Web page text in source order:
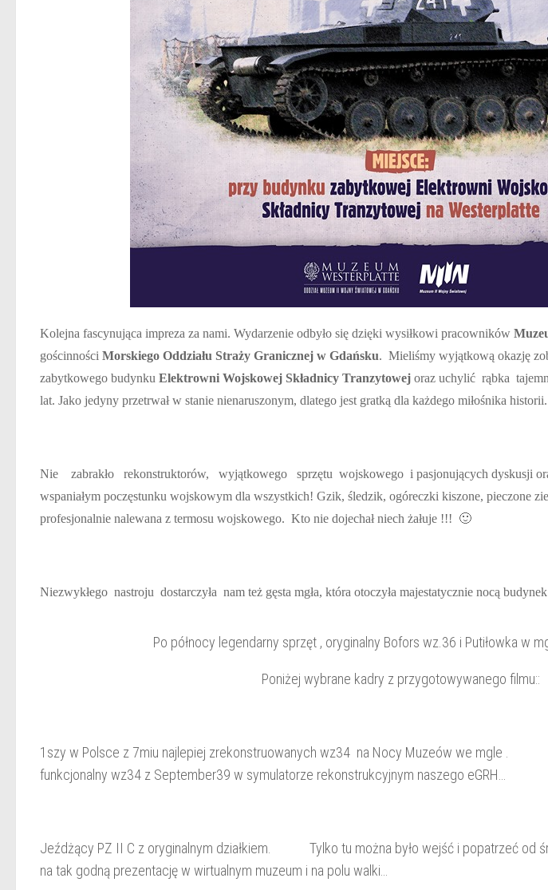
Kolejna fascynująca impreza za nami. Wydarzenie odbyło się dzięki wysiłkowi pracowników
gościnności Morskiego Oddziału Straży Granicznej w Gdańsku. Mieliśmy wyjątkową okazję
zabytkowego budynku Elektrowni Wojskowej Składnicy Tranzytowej oraz uchylić rąbka
lat. Jako jedyny przetrwał w stanie nienaruszonym, dlatego jest gratką dla każdego miłośnika historii.
Nie zabrakło rekonstruktorów, wyjątkowego sprzętu wojskowego i pasjonujących dyskusji
wspaniałym poczęstunku wojskowym dla wszystkich! Gzik, śledzik, ogóreczki kiszone, pieczone
profesjonalnie nalewana z termosu wojskowego. Kto nie dojechał niech żałuje !!! 🙂
Niezwykłego nastroju dostarczyła nam też gęsta mgła, która otoczyła majestatycznie nocą
Po północy legendarny sprzęt , oryginalny Bofors wz.36 i Putiłowka w
Poniżej wybrane kadry z przygotowywanego filmu::
1szy w Polsce z 7miu najlepiej zrekonstruowanych wz34 na Nocy Muzeów we
funkcjonalny wz34 z September39 w symulatorze rekonstrukcyjnym naszego eGRH…
Jeźdżący PZ II C z oryginalnym działkiem. Tylko tu można było wejść i popatrzeć
na tak godną prezentację w wirtualnym muzeum i na polu walki…